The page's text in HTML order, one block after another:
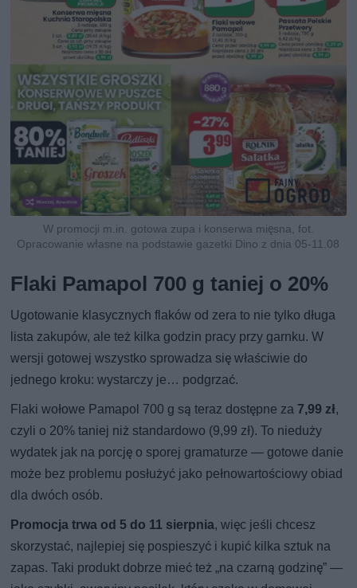
W promocji m.in. gotowa zupa i konserwa mięsna, fot.
Opracowanie własne na podstawie gazetki Dino z dnia 05-11.08
Flaki Pamapol 700 g taniej o 20%
Ugotowanie klasycznych flaków od zera to nie tylko długa
lista zakupów, ale też kilka godzin pracy przy garnku. W
wersji gotowej wszystko sprowadza się właściwie do
jednego kroku: wystarczy je… podgrzać.
Flaki wołowe Pamapol 700 g są teraz dostępne za 7,99 zł,
czyli o 20% taniej niż standardowo (9,99 zł). To nieduży
wydatek jak na porcję o sporej gramaturze — gotowe danie
może bez problemu posłużyć jako pełnowartościowy obiad
dla dwóch osób.
Promocja trwa od 5 do 11 sierpnia, więc jeśli chcesz
skorzystać, najlepiej się pospieszyć i kupić kilka sztuk na
zapas. Taki produkt dobrze mieć też „na czarną godzinę” —